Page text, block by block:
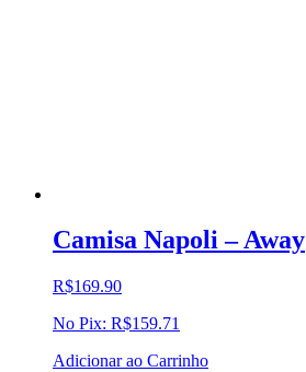
Camisa Napoli – Away
R$169.90
No Pix: R$159.71
Adicionar ao Carrinho